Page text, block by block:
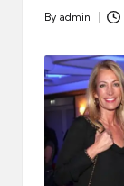
Posted
By admin